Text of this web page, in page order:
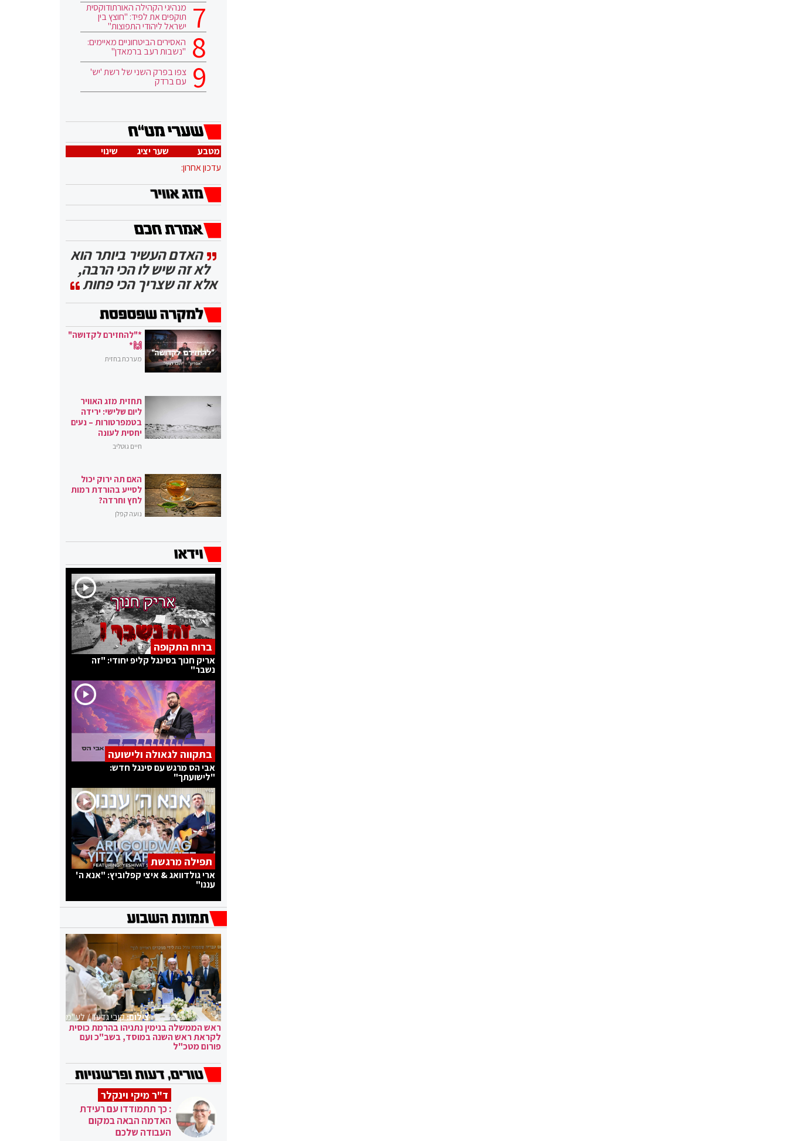
מנהיגי הקהילה האורתודוקסית
תוקפים את לפיד: "חוצץ בין
ישראל ליהודי התפוצות"
האסירים הביטחוניים מאיימים:
"נשבות רעב ברמאדן"
צפו בפרק השני של רשת 'יש'
עם ברדק
מטבע שער יציג
שינוי
עדכון אחרון:
האדם העשיר ביותר הוא
לא זה שיש לו הכי הרבה,
אלא זה שצריך הכי פחות
*"להחזירם לקדושה"
🙌*
מערכת בחזית
תחזית מזג האוויר
ליום שלישי: ירידה
בטמפרטורות – נעים
יחסית לעונה
חיים גוטליב
האם תה ירוק יכול
לסייע בהורדת רמות
לחץ וחרדה?
נועה קפלן
ברוח התקופה
אריק חנוך בסינגל קליפ יחודי: "זה
נשבר"
בתקווה לגאולה ולישועה
אבי הס מרגש עם סינגל חדש:
"לישועתך"
תפילה מרגשת
ארי גולדוואג & איצי קפלוביץ: "אנא ה'
עננו"
צילום:קובי גדעון / לע"מ
ראש הממשלה בנימין נתניהו בהרמת כוסית
לקראת ראש השנה במוסד, בשב"כ ועם
פורום מטכ"ל
ד"ר מיקי וינקלר
: כך תתמודדו עם רעידת
האדמה הבאה במקום
העבודה שלכם